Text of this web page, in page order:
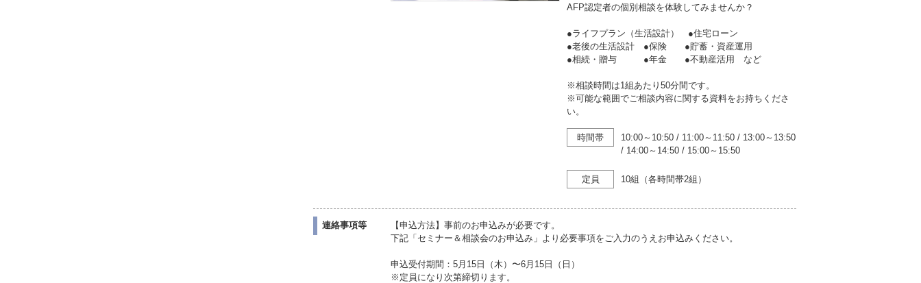
AFP認定者の個別相談を体験してみませんか？
●ライフプラン（生活設計） ●住宅ローン
●老後の生活設計 ●保険 ●貯蓄・資産運用
●相続・贈与 ●年金 ●不動産活用 など
※相談時間は1組あたり50分間です。
※可能な範囲でご相談内容に関する資料をお持ちくださ
い。
時間帯 10:00～10:50 / 11:00～11:50 / 13:00～13:50
/ 14:00～14:50 / 15:00～15:50
定員 10組（各時間帯2組）
連絡事項等
【申込方法】事前のお申込みが必要です。
下記「セミナー＆相談会のお申込み」より必要事項をご入力のうえお申込みください。
申込受付期間：5月15日（木）〜6月15日（日）
※定員になり次第締切ります。